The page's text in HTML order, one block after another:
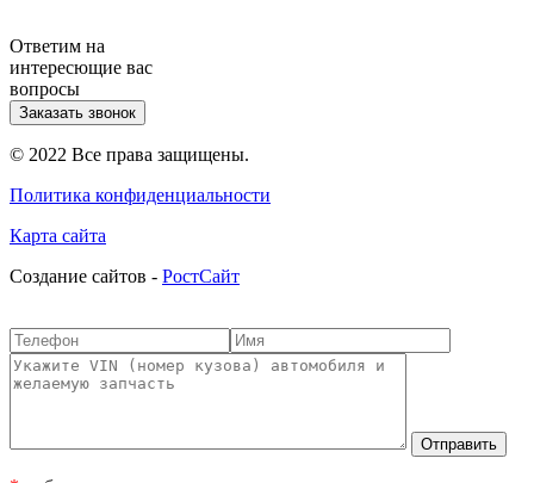
Ответим на
интересющие вас
вопросы
Заказать звонок
© 2022 Все права защищены.
Политика конфиденциальности
Карта сайта
Cоздание сайтов - РостСайт